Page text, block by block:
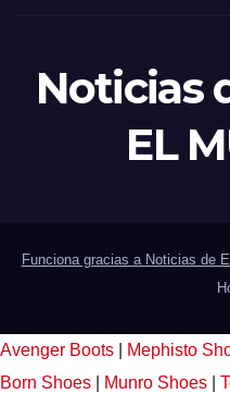
Noticias
EL
Funciona gracias a Noticias de
Avenger Boots Mephisto
Born Shoes
Munro Shoes